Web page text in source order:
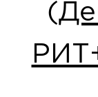
(